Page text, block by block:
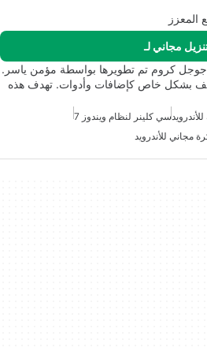
المعزز
مجاني لـ
جوجل كروم تم تطويرها بواسطة مؤمن ياسر.
بشكل خاص كإضافات وأدوات. تهدف هذه
سي كلينر لنظام ويندوز 7
مجاني للأندرويد